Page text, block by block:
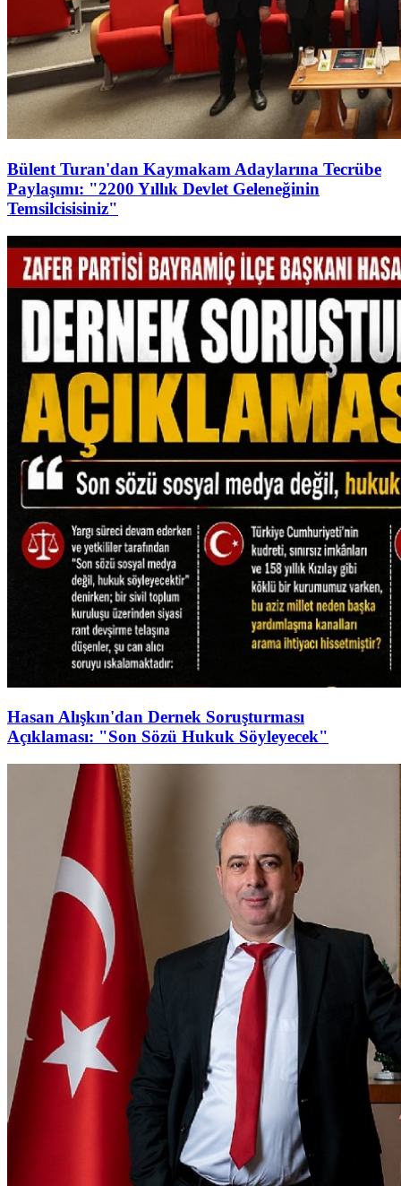
Bülent Turan'dan Kaymakam Adaylarına Tecrübe
Paylaşımı: "2200 Yıllık Devlet Geleneğinin
Temsilcisisiniz"
Hasan Alışkın'dan Dernek Soruşturması
Açıklaması: "Son Sözü Hukuk Söyleyecek"